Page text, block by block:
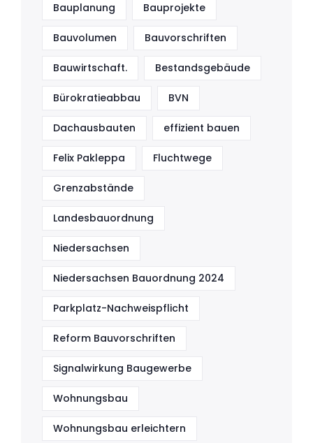
Bauplanung Bauprojekte
Bauvolumen Bauvorschriften
Bauwirtschaft. Bestandsgebäude
Bürokratieabbau BVN
Dachausbauten effizient bauen
Felix Pakleppa Fluchtwege
Grenzabstände
Landesbauordnung
Niedersachsen
Niedersachsen Bauordnung 2024
Parkplatz-Nachweispflicht
Reform Bauvorschriften
Signalwirkung Baugewerbe
Wohnungsbau
Wohnungsbau erleichtern